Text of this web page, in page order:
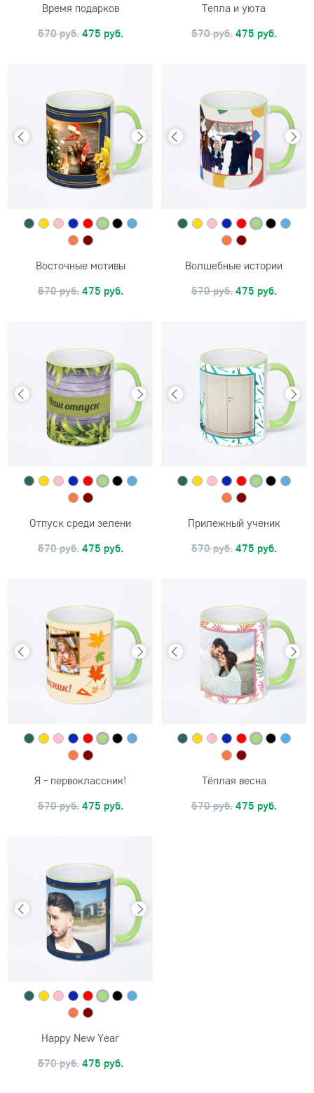
Время подарков
570 руб. 475 руб.
Тепла и уюта
570 руб. 475 руб.
Восточные мотивы
570 руб. 475 руб.
Волшебные истории
570 руб. 475 руб.
Отпуск среди зелени
570 руб. 475 руб.
Прилежный ученик
570 руб. 475 руб.
Я - первоклассник!
570 руб. 475 руб.
Тёплая весна
570 руб. 475 руб.
Happy New Year
570 руб. 475 руб.